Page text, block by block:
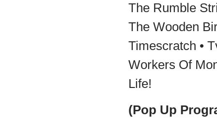
The Rumble
The Wooden
Timescratch •
Workers Of
Life!
(Pop Up